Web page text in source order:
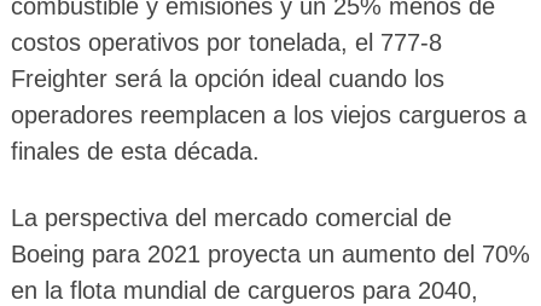
combustible y emisiones y un 25% menos de
costos operativos por tonelada, el 777-8
Freighter será la opción ideal cuando los
operadores reemplacen a los viejos cargueros a
finales de esta década.
La perspectiva del mercado comercial de
Boeing para 2021 proyecta un aumento del 70%
en la flota mundial de cargueros para 2040,